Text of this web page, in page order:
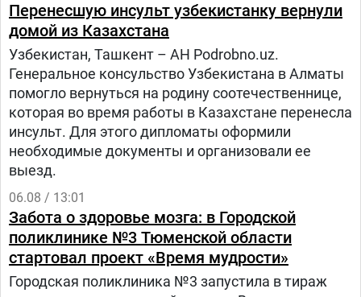
Перенесшую инсульт узбекистанку вернули
домой из Казахстана
Узбекистан, Ташкент – АН Podrobno.uz.
Генеральное консульство Узбекистана в Алматы
помогло вернуться на родину соотечественнице,
которая во время работы в Казахстане перенесла
инсульт. Для этого дипломаты оформили
необходимые документы и организовали ее
выезд.
06.08 / 13:01
Забота о здоровье мозга: в Городской
поликлинике №3 Тюменской области
стартовал проект «Время мудрости»
Городская поликлиника №3 запустила в тираж